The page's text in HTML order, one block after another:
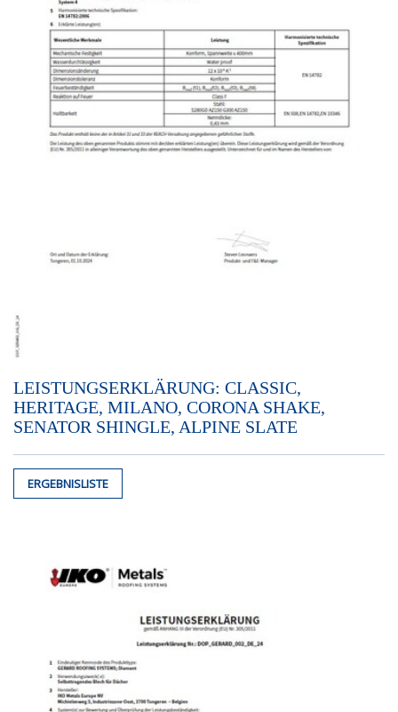
LEISTUNGSERKLÄRUNG: CLASSIC,
HERITAGE, MILANO, CORONA SHAKE,
SENATOR SHINGLE, ALPINE SLATE
ERGEBNISLISTE